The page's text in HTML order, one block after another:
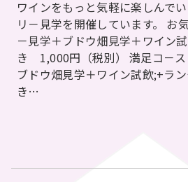
ワインをもっと気軽に楽しんで
リ－見学を開催しています。
－見学＋ブドウ畑見学＋ワイン
き 1,000円（税別） 満足コ－
ブドウ畑見学＋ワイン試飲;+ラ
き…